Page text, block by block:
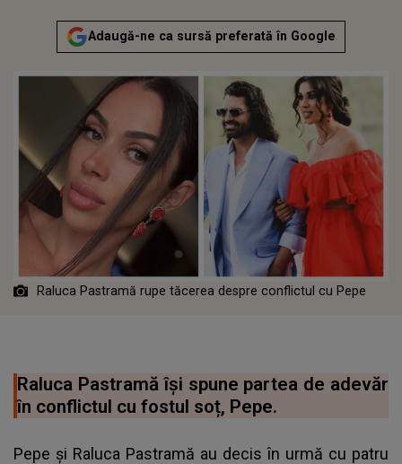
Adaugă-ne ca sursă preferată în Google
Raluca Pastramă rupe tăcerea despre conflictul cu Pepe
Raluca Pastramă își spune partea de adevăr
în conflictul cu fostul soț, Pepe.
Pepe și Raluca Pastramă au decis în urmă cu patru